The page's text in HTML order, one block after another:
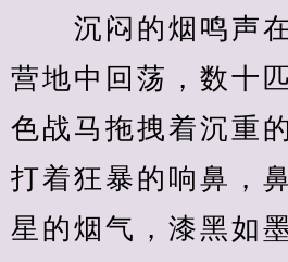
沉闷的烟鸣声在
营地中回荡，数十
色战马拖拽着沉重
打着狂暴的响鼻，
星的烟气，漆黑如